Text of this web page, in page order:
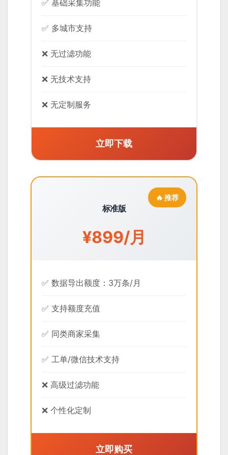
✅ 基础采集功能
✅ 多城市支持
❌ 无过滤功能
❌ 无技术支持
❌ 无定制服务
立即下载
标准版
¥899/月
✅ 数据导出额度：3万条/月
✅ 支持额度充值
✅ 同类商家采集
✅ 工单/微信技术支持
❌ 高级过滤功能
❌ 个性化定制
立即购买